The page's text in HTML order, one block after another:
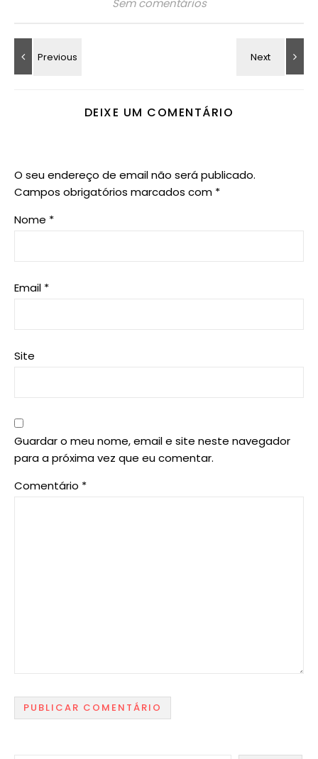
Sem comentários
DEIXE UM COMENTÁRIO
O seu endereço de email não será publicado.
Campos obrigatórios marcados com *
Nome *
Email *
Site
Guardar o meu nome, email e site neste navegador
para a próxima vez que eu comentar.
Comentário *